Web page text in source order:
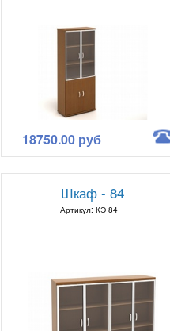
18750.00 руб
Шкаф - 84
Артикул: КЭ 84